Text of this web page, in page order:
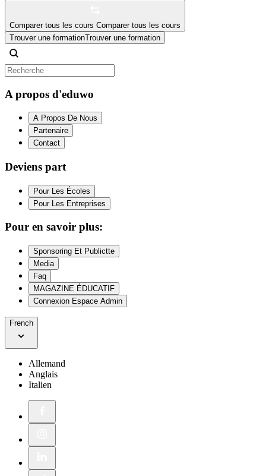
Comparer tous les cours Comparer tous les cours
Trouver une formationTrouver une formation
A propos d'eduwo
A Propos De Nous
Partenaire
Contact
Deviens part
Pour Les Écoles
Pour Les Entreprises
Pour en savoir plus:
Sponsoring Et Publictte
Media
Faq
MAGAZINE ÉDUCATIF
Connexion Espace Admin
French
Allemand
Anglais
Italien